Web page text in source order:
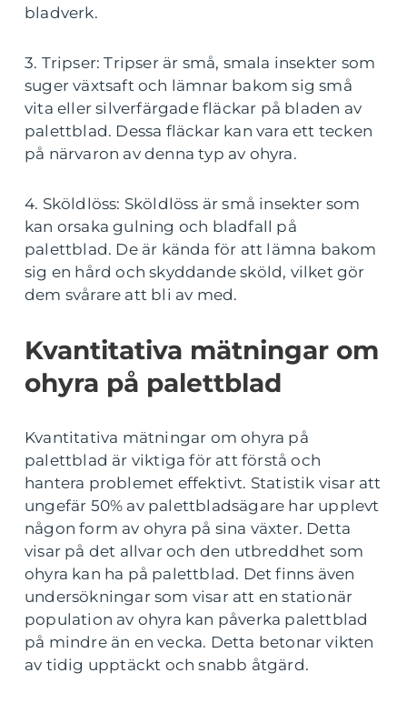
bladverk.
3. Tripser: Tripser är små, smala insekter som
suger växtsaft och lämnar bakom sig små
vita eller silverfärgade fläckar på bladen av
palettblad. Dessa fläckar kan vara ett tecken
på närvaron av denna typ av ohyra.
4. Sköldlöss: Sköldlöss är små insekter som
kan orsaka gulning och bladfall på
palettblad. De är kända för att lämna bakom
sig en hård och skyddande sköld, vilket gör
dem svårare att bli av med.
Kvantitativa mätningar om
ohyra på palettblad
Kvantitativa mätningar om ohyra på
palettblad är viktiga för att förstå och
hantera problemet effektivt. Statistik visar att
ungefär 50% av palettbladsägare har upplevt
någon form av ohyra på sina växter. Detta
visar på det allvar och den utbreddhet som
ohyra kan ha på palettblad. Det finns även
undersökningar som visar att en stationär
population av ohyra kan påverka palettblad
på mindre än en vecka. Detta betonar vikten
av tidig upptäckt och snabb åtgärd.